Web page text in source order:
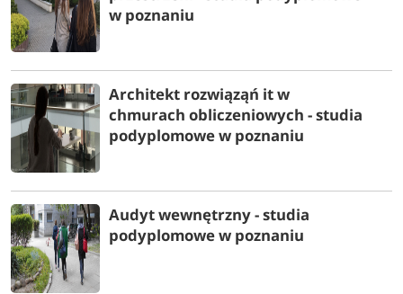
w poznaniu
Architekt rozwiąząń it w
chmurach obliczeniowych - studia
podyplomowe w poznaniu
Audyt wewnętrzny - studia
podyplomowe w poznaniu